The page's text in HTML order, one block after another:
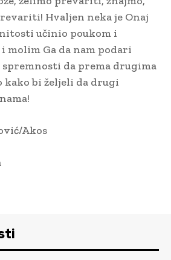
Hvaljen neka je Onaj
učinio poukom i
molim Ga da nam podari
da prema drugima
kako bi željeli da drugi
Akos